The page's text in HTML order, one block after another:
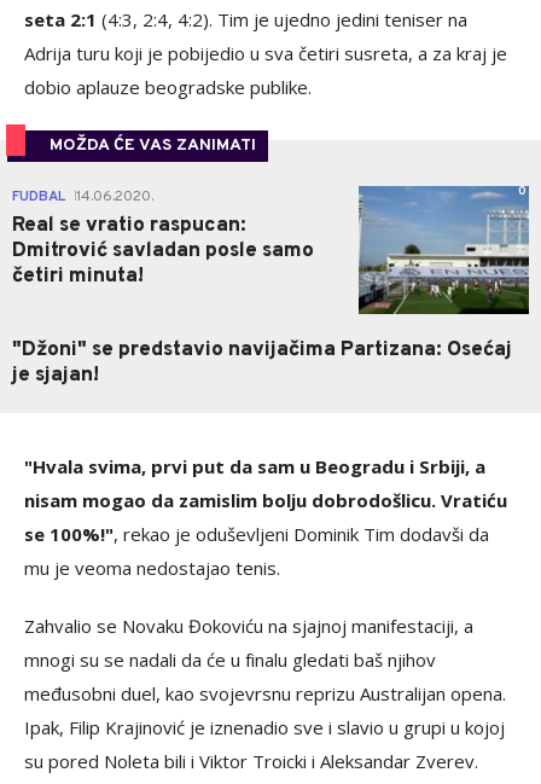
seta 2:1 (4:3, 2:4, 4:2). Tim je ujedno jedini teniser na
Adrija turu koji je pobijedio u sva četiri susreta, a za kraj je
dobio aplauze beogradske publike.
MOŽDA ĆE VAS ZANIMATI
FUDBAL 14.06.2020.
Real se vratio raspucan:
Dmitrović savladan posle samo
četiri minuta!
0
"Džoni" se predstavio navijačima Partizana: Osećaj
je sjajan!
"Hvala svima, prvi put da sam u Beogradu i Srbiji, a
nisam mogao da zamislim bolju dobrodošlicu. Vratiću
se 100%!", rekao je oduševljeni Dominik Tim dodavši da
mu je veoma nedostajao tenis.
Zahvalio se Novaku Đokoviću na sjajnoj manifestaciji, a
mnogi su se nadali da će u finalu gledati baš njihov
međusobni duel, kao svojevrsnu reprizu Australijan opena.
Ipak, Filip Krajinović je iznenadio sve i slavio u grupi u kojoj
su pored Noleta bili i Viktor Troicki i Aleksandar Zverev.